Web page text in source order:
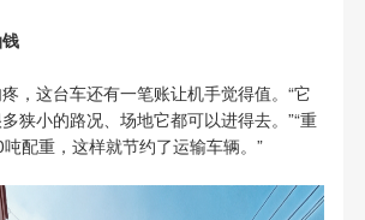
，这台车还有一笔账让机手觉得值。“它
狭小的路况、场地它都可以进得去。”“重
配重，这样就节约了运输车辆。”